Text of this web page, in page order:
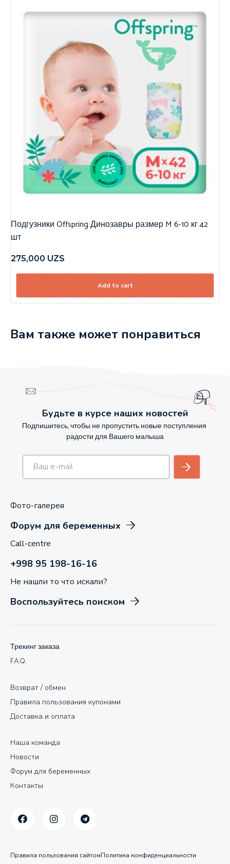
Подгузники Offspring Динозавры размер M 6-10 кг 42
шт
275,000 UZS
Add to cart
Вам также может понравиться
Будьте в курсе наших новостей
Подпишитесь, чтобы не пропустить новые поступления
радости для Вашего малыша
Фото-галерея
Форум для беременных
Call-centre
+998 95 198-16-16
Не нашли то что искали?
Воспользуйтесь поиском
Правила пользования сайтомПолитика конфиденциальности
Наша команда
Новости
Форум для беременных
Контакты
Возврат / обмен
Правила пользования купонами
Доставка и оплата
Трекинг заказа
F.A.Q.